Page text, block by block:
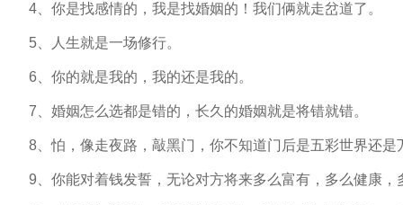
4、你是找感情的，我是找婚姻的！我们俩就走岔道了。
5、人生就是一场修行。
6、你的就是我的，我的还是我的。
7、婚姻怎么选都是错的，长久的婚姻就是将错就错。
8、怕，像走夜路，敲黑门，你不知道门后是五彩世界还是
9、你能对着钱发誓，无论对方将来多么富有，多么健康，